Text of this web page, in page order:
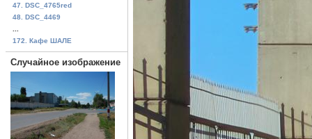
47. DSC_4765red
48. DSC_4469
172. Кафе ШАЛЕ
Случайное изображение